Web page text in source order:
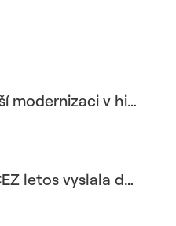
Kořensko zažívá největší modernizaci v historii. Polovina nových strojů vodní elektrárny už je na místě
Sokolí farma Skupiny ČEZ letos vyslala do světa 22 mláďat. Poprvé zabodovalo i Poříčí, ve Dvoře Králové se dařilo poštolkám